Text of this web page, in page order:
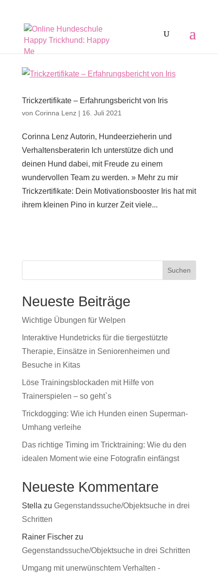
Trickzertifikate – Erfahrungsbericht von Iris
von Corinna Lenz| 16. Juli 2021
Corinna Lenz Autorin, Hundeerzieherin und
Verhaltensberaterin Ich unterstütze dich und
deinen Hund dabei, mit Freude zu einem
wundervollen Team zu werden. » Mehr zu mir
Trickzertifikate: Dein Motivationsbooster Iris hat mit
ihrem kleinen Pino in kurzer Zeit viele...
Neueste Beiträge
Wichtige Übungen für Welpen
Interaktive Hundetricks für die tiergestützte
Therapie, Einsätze in Seniorenheimen und
Besuche in Kitas
Löse Trainingsblockaden mit Hilfe von
Trainerspielen – so geht`s
Trickdogging: Wie ich Hunden einen Superman-
Umhang verleihe
Das richtige Timing im Tricktraining: Wie du den
idealen Moment wie eine Fotografin einfängst
Neueste Kommentare
Stella zu Gegenstandssuche/Objektsuche in drei
Schritten
Rainer Fischerzu
Gegenstandssuche/Objektsuche in drei Schritten
Umgang mit unerwünschtem Verhalten -